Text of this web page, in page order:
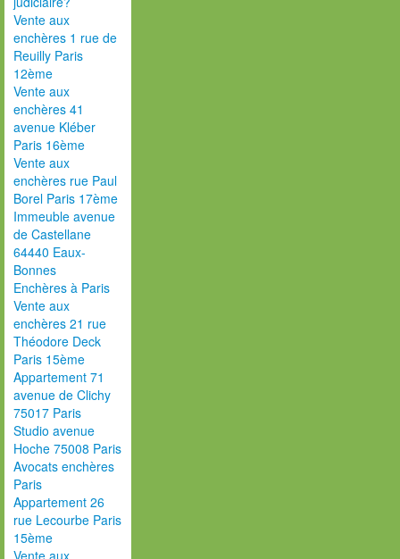
Vente aux
enchères 1 rue de
Reuilly Paris
12ème
Vente aux
enchères 41
avenue Kléber
Paris 16ème
Vente aux
enchères rue Paul
Borel Paris 17ème
Immeuble avenue
de Castellane
64440 Eaux-
Bonnes
Enchères à Paris
Vente aux
enchères 21 rue
Théodore Deck
Paris 15ème
Appartement 71
avenue de Clichy
75017 Paris
Studio avenue
Hoche 75008 Paris
Avocats enchères
Paris
Appartement 26
rue Lecourbe Paris
15ème
Vente aux